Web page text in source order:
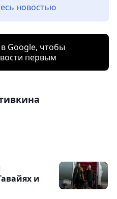
новостью
Google, чтобы
первым
и